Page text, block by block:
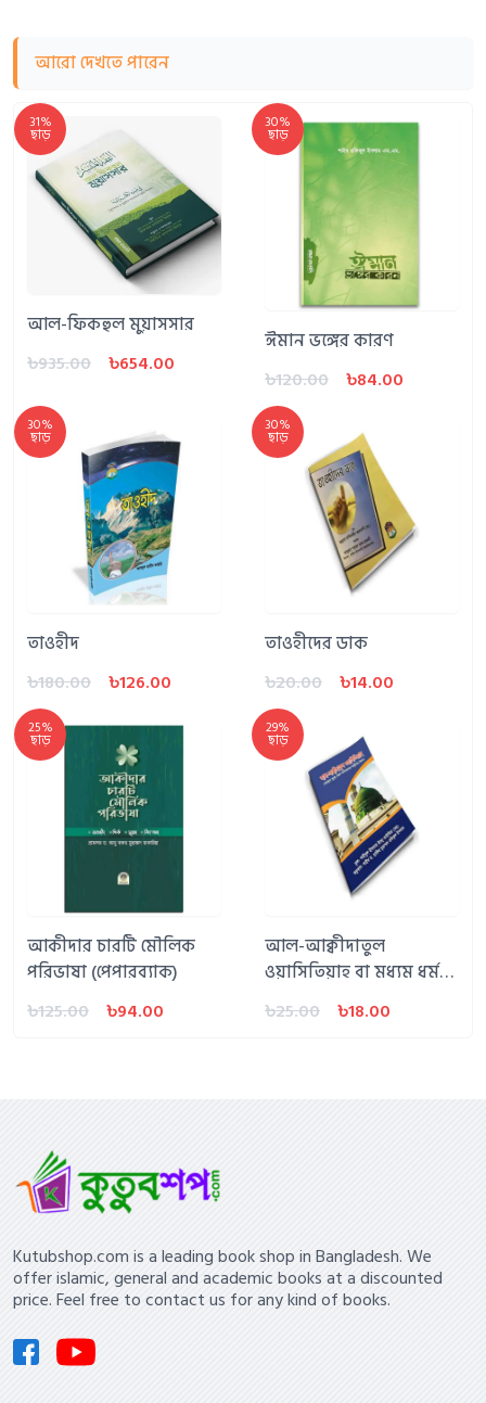
আরো দেখতে পারেন
31%
ছাড়
আল-ফিকহুল মুয়াসসার
৳935.00
৳654.00
30%
ছাড়
ঈমান ভঙ্গের কারণ
৳120.00
৳84.00
30%
ছাড়
তাওহীদ
৳180.00
৳126.00
30%
ছাড়
তাওহীদের ডাক
৳20.00
৳14.00
25%
ছাড়
আকীদার চারটি মৌলিক
পরিভাষা (পেপারব্যাক)
৳125.00
৳94.00
29%
ছাড়
আল-আক্বীদাতুল
ওয়াসিতিয়াহ বা মধ্যম ধর্ম
বিশ্বাস
৳25.00 ৳18.00
Kutubshop.com is a leading book shop in Bangladesh. We
offer islamic, general and academic books at a discounted
price. Feel free to contact us for any kind of books.